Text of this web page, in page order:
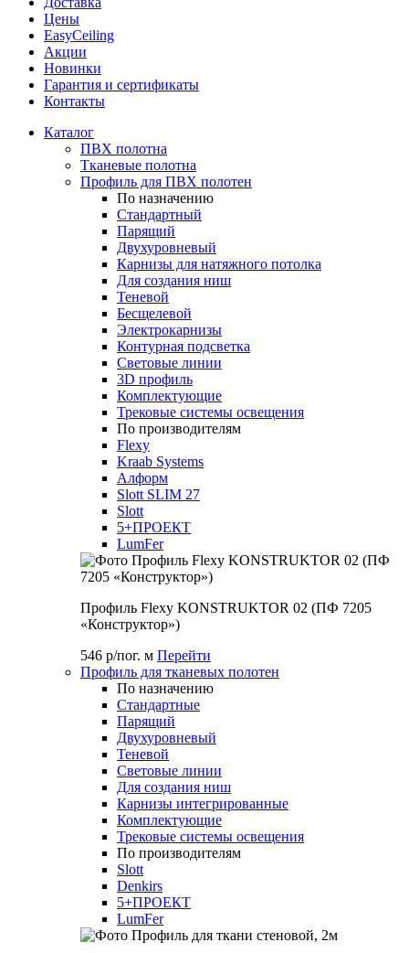
Цены
EasyCeiling
Акции
Новинки
Гарантия и сертификаты
Контакты
Каталог
ПВХ полотна
Тканевые полотна
Профиль для ПВХ полотен
По назначению
Стандартный
Парящий
Двухуровневый
Карнизы для натяжного потолка
Для создания ниш
Теневой
Бесщелевой
Электрокарнизы
Контурная подсветка
Световые линии
3D профиль
Комплектующие
Трековые системы освещения
По производителям
Flexy
Kraab Systems
Алформ
Slott SLIM 27
Slott
5+ПРОЕКТ
LumFer
Профиль Flexy KONSTRUKTOR 02 (ПФ 7205
«Конструктор»)
546 р/пог. м Перейти
Профиль для тканевых полотен
По назначению
Стандартные
Парящий
Двухуровневый
Теневой
Световые линии
Для создания ниш
Карнизы интегрированные
Комплектующие
Трековые системы освещения
По производителям
Slott
Denkirs
5+ПРОЕКТ
LumFer